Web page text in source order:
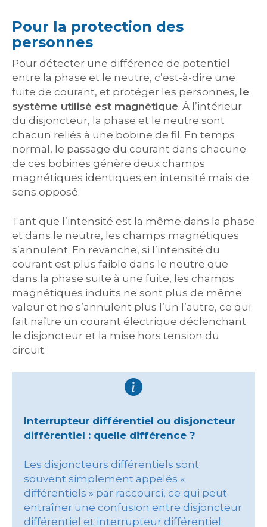
Pour la protection des
personnes
Pour détecter une différence de potentiel
entre la phase et le neutre, c’est-à-dire une
fuite de courant, et protéger les personnes, le
système utilisé est magnétique. À l’intérieur
du disjoncteur, la phase et le neutre sont
chacun reliés à une bobine de fil. En temps
normal, le passage du courant dans chacune
de ces bobines génère deux champs
magnétiques identiques en intensité mais de
sens opposé.
Tant que l’intensité est la même dans la phase
et dans le neutre, les champs magnétiques
s’annulent. En revanche, si l’intensité du
courant est plus faible dans le neutre que
dans la phase suite à une fuite, les champs
magnétiques induits ne sont plus de même
valeur et ne s’annulent plus l’un l’autre, ce qui
fait naître un courant électrique déclenchant
le disjoncteur et la mise hors tension du
circuit.
Interrupteur différentiel ou disjoncteur
différentiel : quelle différence ?
Les disjoncteurs différentiels sont
souvent simplement appelés «
différentiels » par raccourci, ce qui peut
entraîner une confusion entre disjoncteur
différentiel et interrupteur différentiel.